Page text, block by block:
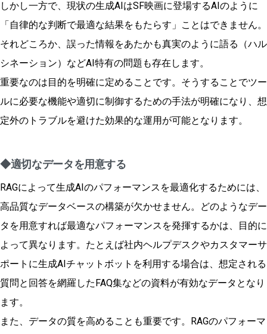
しかし一方で、現状の生成AIはSF映画に登場するAIのように
「自律的な判断で最適な結果をもたらす」ことはできません。
それどころか、誤った情報をあたかも真実のように語る（ハル
シネーション）などAI特有の問題も存在します。
重要なのは目的を明確に定めることです。そうすることでツー
ルに必要な機能や適切に制御するための手法が明確になり、想
定外のトラブルを避けた効果的な運用が可能となります。
◆適切なデータを用意する
RAGによって生成AIのパフォーマンスを最適化するためには、
高品質なデータベースの構築が欠かせません。どのようなデー
タを用意すれば最適なパフォーマンスを発揮するかは、目的に
よって異なります。たとえば社内ヘルプデスクやカスタマーサ
ポートに生成AIチャットボットを利用する場合は、想定される
質問と回答を網羅したFAQ集などの資料が有効なデータとなり
ます。
また、データの質を高めることも重要です。RAGのパフォーマ